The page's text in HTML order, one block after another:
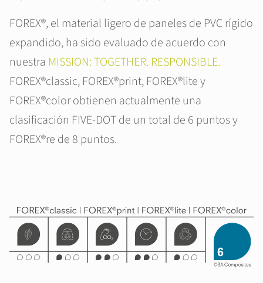
FOREX®, el material ligero de paneles de PVC rígido
expandido, ha sido evaluado de acuerdo con
nuestra MISSION: TOGETHER. RESPONSIBLE.
FOREX®classic, FOREX®print, FOREX®lite y
FOREX®color obtienen actualmente una
clasificación FIVE-DOT de un total de 6 puntos y
FOREX®re de 8 puntos.